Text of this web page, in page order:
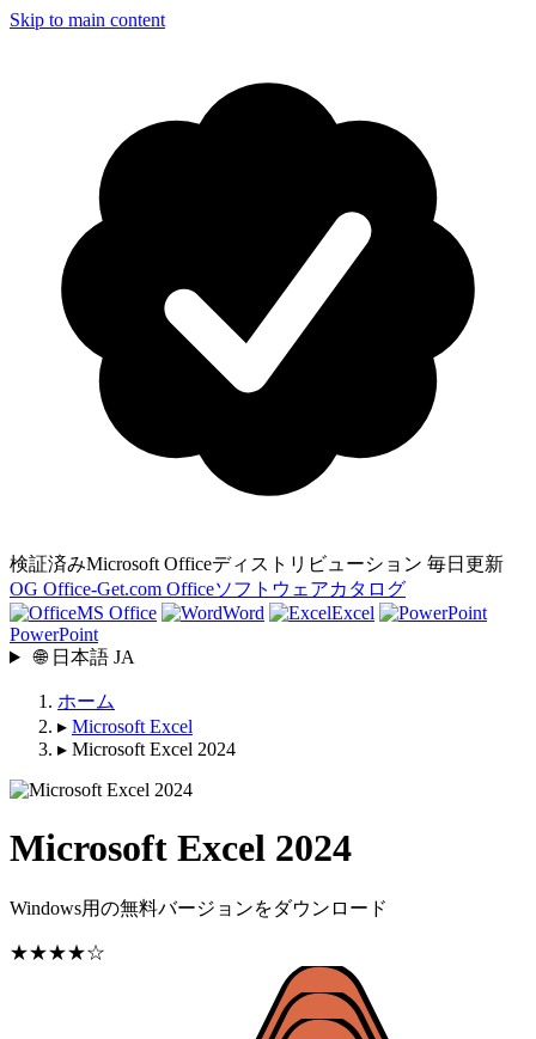
Skip to main content
検証済みMicrosoft Officeディストリビューション 毎日更新
OG Office-Get.com Officeソフトウェアカタログ
MS Office
Word
Excel
PowerPoint
🌐 日本語 JA
ホーム
▸ Microsoft Excel
▸ Microsoft Excel 2024
Microsoft Excel 2024
Windows用の無料バージョンをダウンロード
★★★★☆